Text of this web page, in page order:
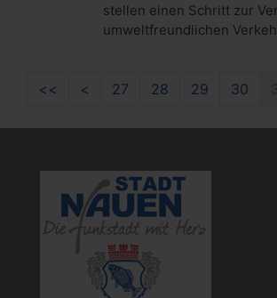
stellen einen Schritt zur
umweltfreundlichen
<< Erste
< Zurück
27 28 29 30